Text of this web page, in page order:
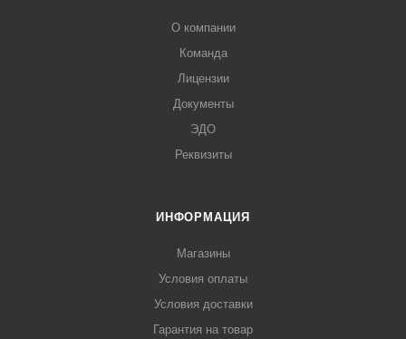
О компании
Команда
Лицензии
Документы
ЭДО
Реквизиты
ИНФОРМАЦИЯ
Магазины
Условия оплаты
Условия доставки
Гарантия на товар